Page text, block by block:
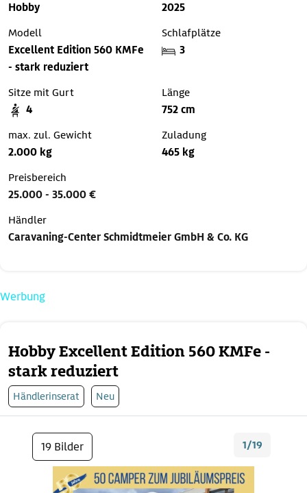
Hobby Excellent Edition 560 KMFe -
stark reduziert
Händlerinserat Neu
19 Bilder 1/19
Hobby
2025
Modell
Excellent Edition 560 KMFe
- stark reduziert
Schlafplätze
3
Sitze mit Gurt
4
Länge
752 cm
max. zul. Gewicht
2.000 kg
Zuladung
465 kg
Preisbereich
25.000 - 35.000 €
Händler
Caravaning-Center Schmidtmeier GmbH & Co. KG
Werbung